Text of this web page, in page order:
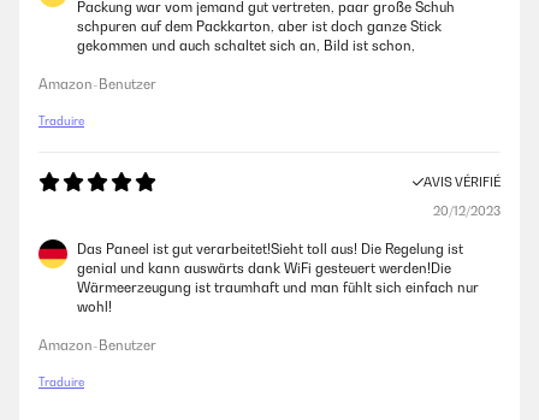
Packung war vom jemand gut vertreten, paar große Schuh
schpuren auf dem Packkarton, aber ist doch ganze Stick
gekommen und auch schaltet sich an, Bild ist schon,
Amazon-Benutzer
Traduire
AVIS VÉRIFIÉ
20/12/2023
Das Paneel ist gut verarbeitet!Sieht toll aus! Die Regelung ist
genial und kann auswärts dank WiFi gesteuert werden!Die
Wärmeerzeugung ist traumhaft und man fühlt sich einfach nur
wohl!
Amazon-Benutzer
Traduire